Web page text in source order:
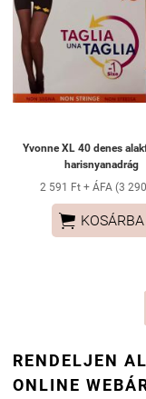
Yvonne XL 40 denes
harisnyanadrág
2 591 Ft + ÁFA (3
 KOSÁRBA
RENDELJEN
ONLINE